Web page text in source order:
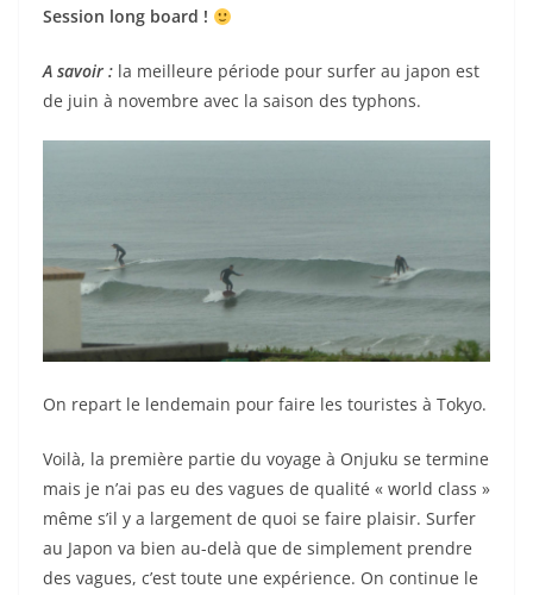
Session long board !
A savoir : la meilleure période pour surfer au japon est
de juin à novembre avec la saison des typhons.
On repart le lendemain pour faire les touristes à Tokyo.
Voilà, la première partie du voyage à Onjuku se termine
mais je n’ai pas eu des vagues de qualité « world class »
même s’il y a largement de quoi se faire plaisir. Surfer
au Japon va bien au-delà que de simplement prendre
des vagues, c’est toute une expérience. On continue le